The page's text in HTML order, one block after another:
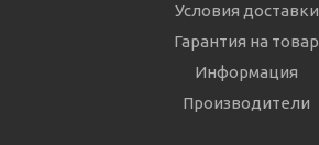
Условия доставки
Гарантия на товар
Информация
Производители